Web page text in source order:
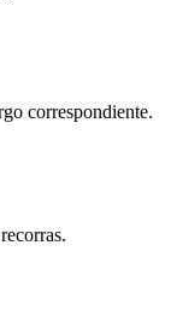
correspondiente.